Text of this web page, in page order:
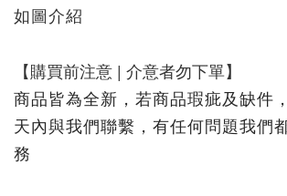
如圖介紹
【購買前注意 | 介意者勿下單】
商品皆為全新，若商品瑕疵及缺件
天內與我們聯繫，有任何問題我們
務